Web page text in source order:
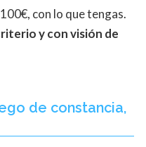
con lo que tengas.
y con visión de
de constancia,